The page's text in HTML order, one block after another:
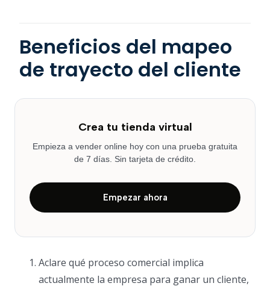
Beneficios del mapeo
de trayecto del cliente
Crea tu tienda virtual
Empieza a vender online hoy con una prueba gratuita
de 7 días. Sin tarjeta de crédito.
Empezar ahora
Aclare qué proceso comercial implica
actualmente la empresa para ganar un cliente,